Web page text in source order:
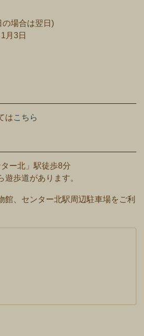
の場合は翌日)
月3日
はこちら
ー北」駅徒歩8分
遊歩道があります。
、センター北駅周辺駐車場をご利